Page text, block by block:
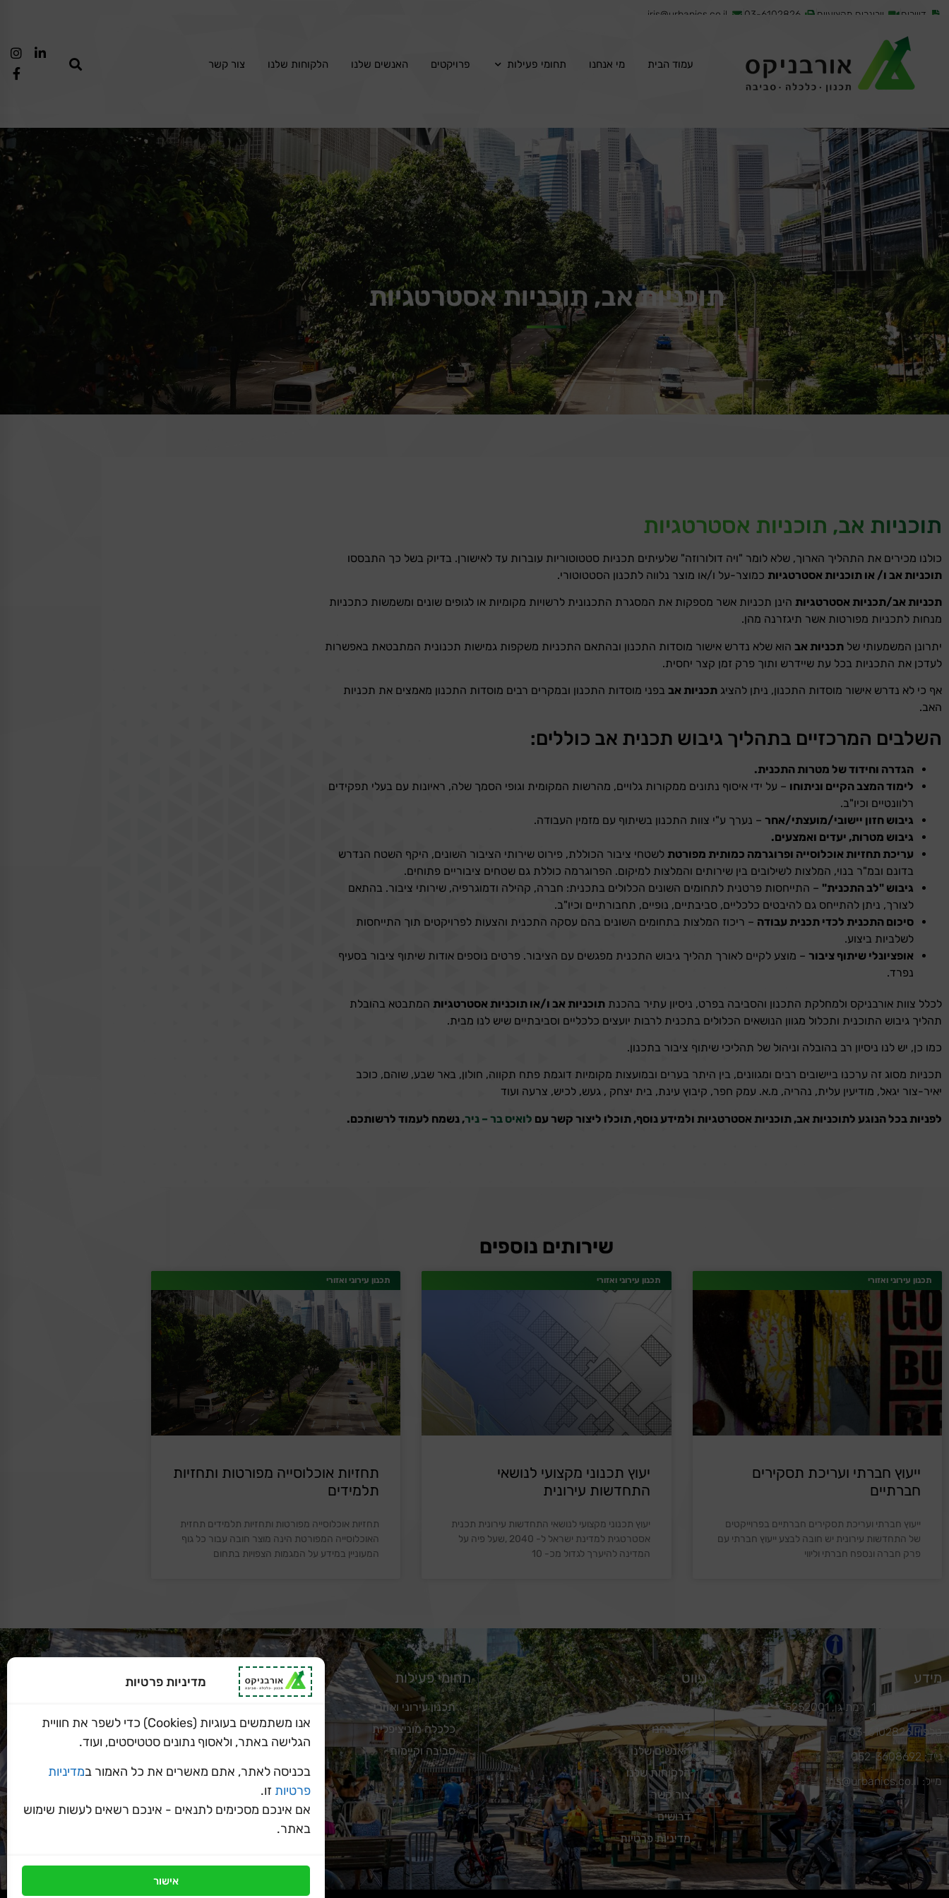
מדיניות פרטיות
אנו משתמשים בעוגיות (Cookies) כדי לשפר את חוויית
הגלישה באתר, ולאסוף נתונים סטטיסטים, ועוד.
בכניסה לאתר, אתם מאשרים את כל האמור במדיניות
פרטיות זו.
אם אינכם מסכימים לתנאים - אינכם רשאים לעשות שימוש
באתר.
אישור
דיוורים וובינרים מקצועיים 03-6102826
iris@urbanics.co.il
עמוד הבית מי אנחנו תחומי פעילות פרויקטים האנשים שלנו הלקוחות שלנו צור קשר
תוכניות אב, תוכניות אסטרטגיות
תוכניות אב, תוכניות אסטרטגיות
כולנו מכירים את התהליך הארוך, שלא לומר "ויה דולורוזה" שלעיתים תכניות סטטוטוריות עוברות עד לאישורן. בדיוק בשל כך התבססו
תוכניות אב ו/ או תוכניות אסטרטגיות כמוצר-על ו/או מוצר נלווה לתכנון הסטטוטורי.
תכניות אב/תכניות אסטרטגיות הינן תכניות אשר מספקות את המסגרת התכנונית לרשויות מקומיות או לגופים שונים ומשמשות כתכניות
מנחות לתכניות מפורטות אשר תיגזרנה מהן.
יתרונן המשמעותי של תכניות אב הוא שלא נדרש אישור מוסדות התכנון ובהתאם התכניות משקפות גמישות תכנונית המתבטאת באפשרות
לעדכן את התכניות בכל עת שיידרש ותוך פרק זמן קצר יחסית.
אף כי לא נדרש אישור מוסדות התכנון, ניתן להציג תכניות אב בפני מוסדות התכנון ובמקרים רבים מוסדות התכנון מאמצים את תכניות
האב.
השלבים המרכזיים בתהליך גיבוש תכנית אב כוללים:
הגדרה וחידוד של מטרות התכנית.
לימוד המצב הקיים וניתוחו – על ידי איסוף נתונים ממקורות גלויים, מהרשות המקומית וגופי הסמך שלה, ראיונות עם בעלי תפקידים
רלוונטיים וכיו"ב.
גיבוש חזון יישובי/מועצתי/אחר – נערך ע"י צוות התכנון בשיתוף עם מזמין העבודה.
גיבוש מטרות, יעדים ואמצעים.
עריכת תחזיות אוכלוסייה ופרוגרמה כמותית מפורטת לשטחי ציבור הכוללת, פירוט שירותי הציבור השונים, היקף השטח הנדרש
בדונם ובמ"ר בנוי, המלצות לשילובים בין שירותים והמלצות למיקום. הפרוגרמה כוללת גם שטחים ציבוריים פתוחים.
גיבוש "לב התכנית" – התייחסות פרטנית לתחומים השונים הכלולים בתכנית: חברה, קהילה ודמוגרפיה, שירותי ציבור. בהתאם
לצורך, ניתן להתייחס גם להיבטים כלכליים, סביבתיים, נופיים, תחבורתיים וכיו"ב.
סיכום התכנית לכדי תכנית עבודה – ריכוז המלצות בתחומים השונים בהם עסקה התכנית והצעות לפרויקטים תוך התייחסות
לשלביות ביצוע.
אופציונלי שיתוף ציבור – מוצע לקיים לאורך תהליך גיבוש התכנית מפגשים עם הציבור. פרטים נוספים אודות שיתוף ציבור בסעיף
נפרד.
לכלל צוות אורבניקס ולמחלקת התכנון והסביבה בפרט, ניסיון עתיר בהכנת תוכניות אב ו/או תוכניות אסטרטגיות המתבטא בהובלת
תהליך גיבוש התוכנית ותכלול מגוון הנושאים הכלולים בתכנית לרבות יועצים כלכליים וסביבתיים שיש לנו מבית.
כמו כן, יש לנו ניסיון רב בהובלה וניהול של תהליכי שיתוף ציבור בתכנון.
תכניות מסוג זה ערכנו ביישובים רבים ומגוונים, בין היתר בערים ובמועצות מקומיות דוגמת פתח תקווה, חולון, באר שבע, שוהם, כוכב
יאיר-צור יגאל, מודיעין עלית, נהריה, מ.א. עמק חפר, קיבוץ עינת, בית יצחק , געש, לכיש, צרעה ועוד
לפניות בכל הנוגע לתוכניות אב, תוכניות אסטרטגיות ולמידע נוסף, תוכלו ליצור קשר עם לואיס בר – ניר, נשמח לעמוד לרשותכם.
שירותים נוספים
תכנון עירוני ואזורי
ייעוץ חברתי ועריכת תסקירים
חברתיים
ייעוץ חברתי ועריכת תסקירים חברתיים בפרוייקטים
של התחדשות עירונית יש חובה לבצע ייעוץ חברתי עם
פרק חברה ונספח חברתי וליווי
תכנון עירוני ואזורי
יעוץ תכנוני מקצועי לנושאי
התחדשות עירונית
יעוץ תכנוני מקצועי לנושאי התחדשות עירונית תכנית
אסטרטגית למדינת ישראל ל- 2040 ,שעל פיה על
המדינה להיערך לגדול מכ- 10
תכנון עירוני ואזורי
תחזיות אוכלוסייה מפורטות ותחזיות
תלמידים
תחזיות אוכלוסייה מפורטות ותחזיות תלמידים תחזית
האוכלוסייה המפורטת הינה מוצר חובה עבור כל גוף
המעוניין במידע על המגמות הצפויות בתחום
מידע
רח' ז'בוטינסקי 1, רמת גן, 5252001
טלפון: 03-6102826
נייד: 052-3608692
מייל: iris@urbanics.co.il
ניווט
עמוד הבית
מי אנחנו
האנשים שלנו
הלקוחות שלנו
צור קשר
דרושים
מדיניות פרטיות
תחומי פעילות
תכנון עירוני ואזורי
כלכלה מוניציפלית
סביבה וקיימות